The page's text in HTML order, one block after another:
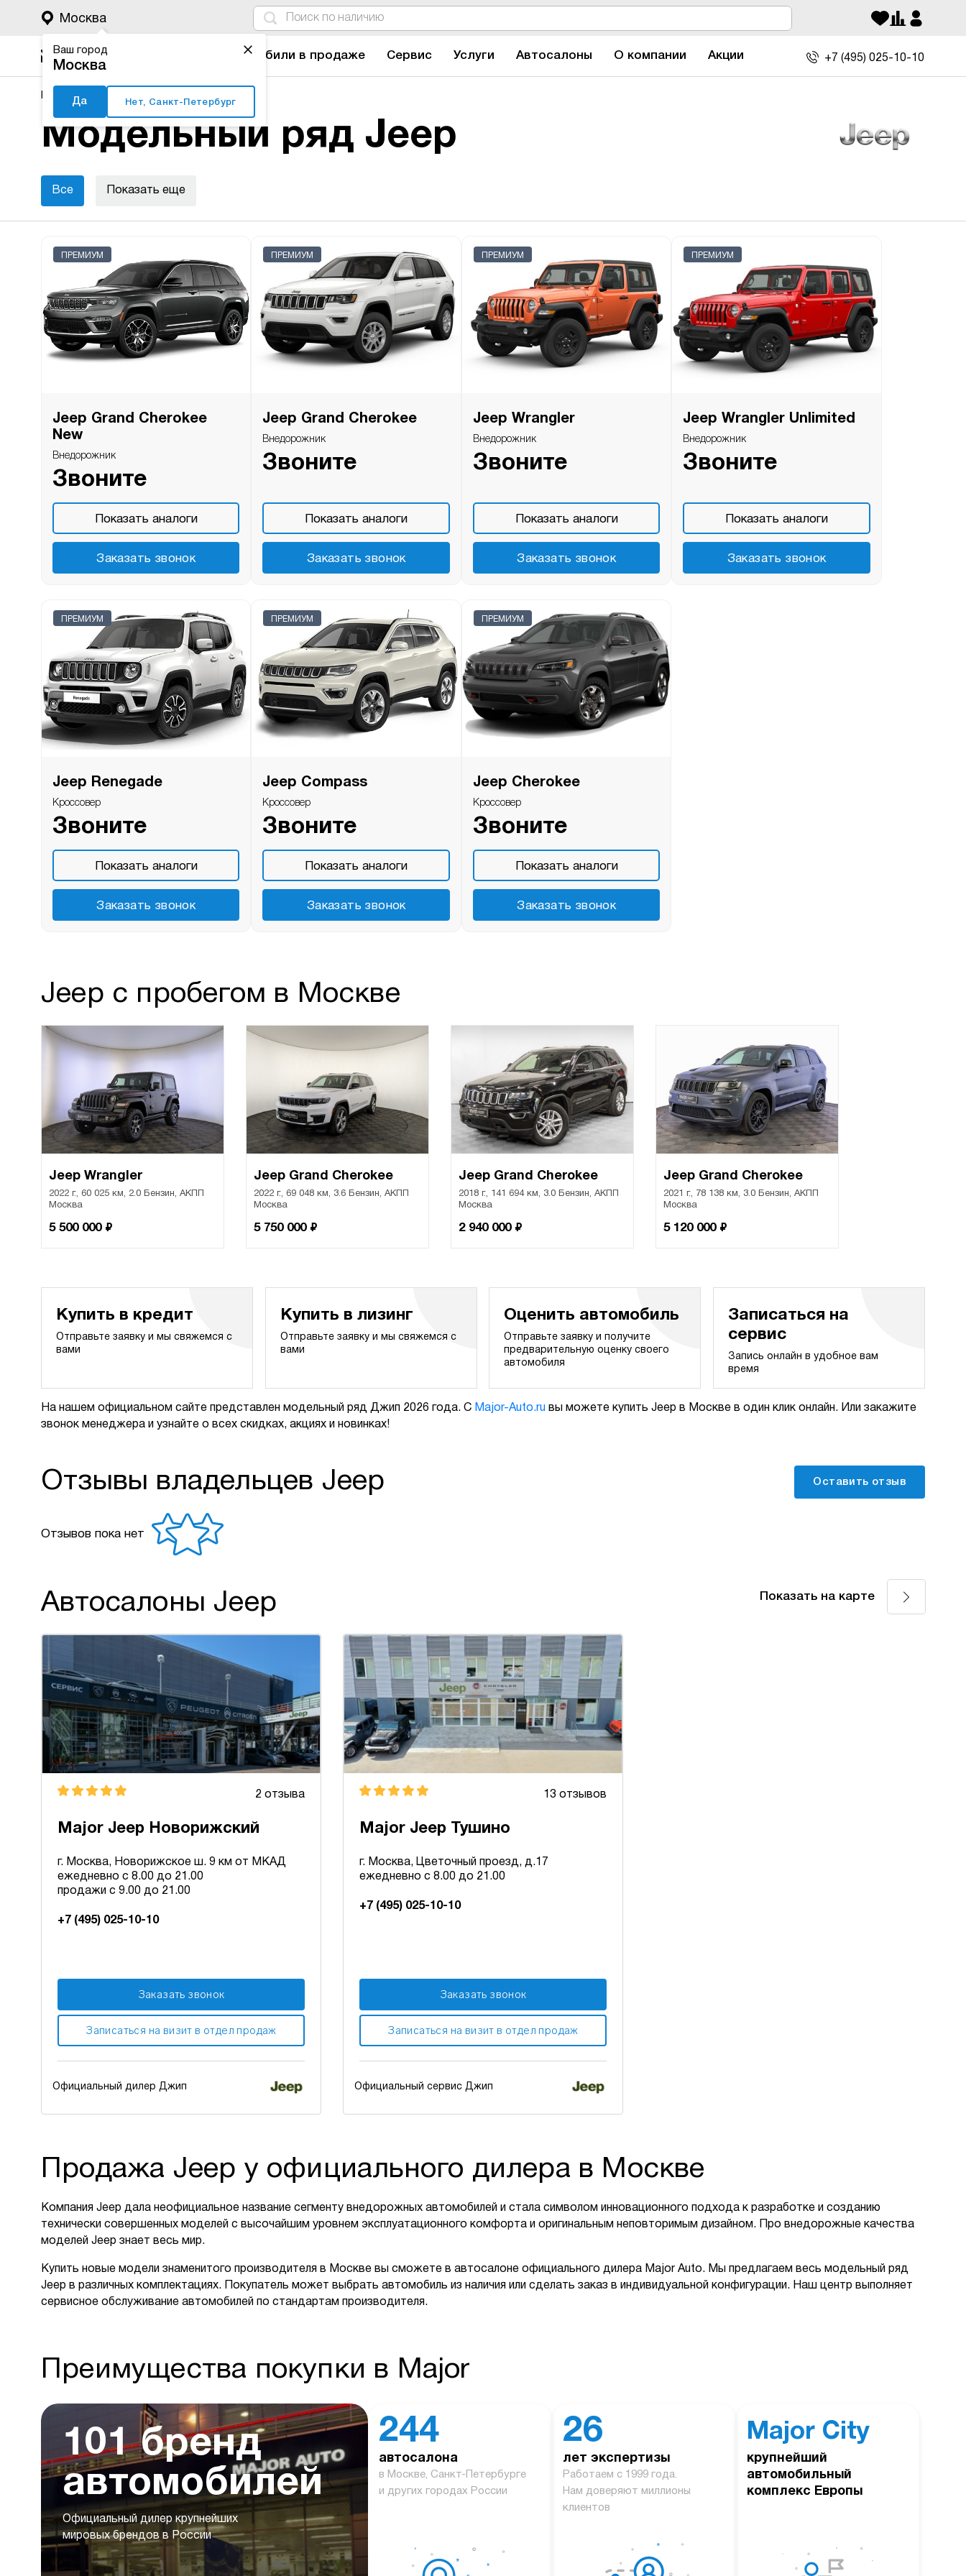
Москва
Ваш город
Москва
Да Нет, Санкт-Петербург
Автомобили в продаже Сервис Услуги Автосалоны О компании Акции +7 (495) 025-10-10
Major Auto
Модельный ряд Jeep
Все Показать еще
ПРЕМИУМ
Jeep Grand Cherokee
New
Внедорожник
Звоните
Показать аналоги
Заказать звонок
ПРЕМИУМ
Jeep Grand Cherokee
Внедорожник
Звоните
Показать аналоги
Заказать звонок
ПРЕМИУМ
Jeep Wrangler
Внедорожник
Звоните
Показать аналоги
Заказать звонок
ПРЕМИУМ
Jeep Wrangler Unlimited
Внедорожник
Звоните
Показать аналоги
Заказать звонок
ПРЕМИУМ
Jeep Renegade
Кроссовер
Звоните
Показать аналоги
Заказать звонок
ПРЕМИУМ
Jeep Compass
Кроссовер
Звоните
Показать аналоги
Заказать звонок
ПРЕМИУМ
Jeep Cherokee
Кроссовер
Звоните
Показать аналоги
Заказать звонок
Jeep с пробегом в Москве
Jeep Wrangler
2022 г., 60 025 км, 2.0 Бензин, АКПП
Москва
5 500 000 ₽
Jeep Grand Cherokee
2022 г., 69 048 км, 3.6 Бензин, АКПП
Москва
5 750 000 ₽
Jeep Grand Cherokee
2018 г., 141 694 км, 3.0 Бензин, АКПП
Москва
2 940 000 ₽
Jeep Grand Cherokee
2021 г., 78 138 км, 3.0 Бензин, АКПП
Москва
5 120 000 ₽
Купить в кредит
Отправьте заявку и мы свяжемся с
вами
Купить в лизинг
Отправьте заявку и мы свяжемся с
вами
Оценить автомобиль
Отправьте заявку и получите
предварительную оценку своего
автомобиля
Записаться на
сервис
Запись онлайн в удобное вам
время
На нашем официальном сайте представлен модельный ряд Джип 2026 года. С Major-Auto.ru вы можете купить Jeep в Москве в один клик онлайн. Или закажите
звонок менеджера и узнайте о всех скидках, акциях и новинках!
Отзывы владельцев Jeep Оставить отзыв
Отзывов пока нет
Показать на карте
Автосалоны Jeep
2 отзыва
Major Jeep Новорижский
г. Москва, Новорижское ш. 9 км от МКАД
ежедневно с 8.00 до 21.00
продажи с 9.00 до 21.00
+7 (495) 025-10-10
Заказать звонок
Записаться на визит в отдел продаж
Официальный дилер Джип
13 отзывов
Major Jeep Тушино
г. Москва, Цветочный проезд, д.17
ежедневно с 8.00 до 21.00
+7 (495) 025-10-10
Заказать звонок
Записаться на визит в отдел продаж
Официальный сервис Джип
Продажа Jeep у официального дилера в Москве
Компания Jeep дала неофициальное название сегменту внедорожных автомобилей и стала символом инновационного подхода к разработке и созданию
технически совершенных моделей с высочайшим уровнем эксплуатационного комфорта и оригинальным неповторимым дизайном. Про внедорожные качества
моделей Jeep знает весь мир.
Купить новые модели знаменитого производителя в Москве вы сможете в автосалоне официального дилера Major Auto. Мы предлагаем весь модельный ряд
Jeep в различных комплектациях. Покупатель может выбрать автомобиль из наличия или сделать заказ в индивидуальной конфигурации. Наш центр выполняет
сервисное обслуживание автомобилей по стандартам производителя.
Преимущества покупки в Major
101 бренд
автомобилей
Официальный дилер крупнейших
мировых брендов в России
244
автосалона
в Москве, Санкт-Петербурге
и других городах России
26
лет экспертизы
Работаем с 1999 года.
Нам доверяют миллионы
клиентов
Major City
крупнейший
автомобильный
комплекс Европы